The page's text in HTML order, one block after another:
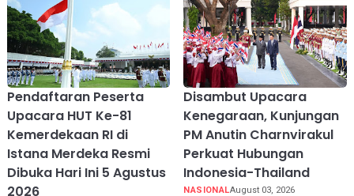
Pendaftaran Peserta
Upacara HUT Ke-81
Kemerdekaan RI di
Istana Merdeka Resmi
Dibuka Hari Ini 5 Agustus
2026
Disambut Upacara
Kenegaraan, Kunjungan
PM Anutin Charnvirakul
Perkuat Hubungan
Indonesia-Thailand
NASIONALAugust 03, 2026